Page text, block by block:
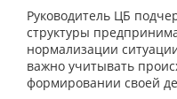
Руководитель ЦБ
структуры
нормализации
важно учитывать
формировании своей